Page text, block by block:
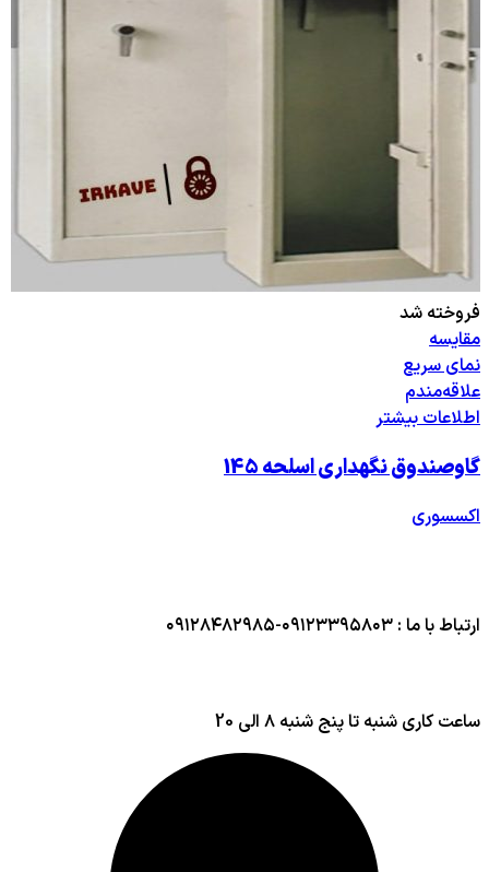
فروخته شد
مقایسه
نمای سریع
علاقه‌مندم
اطلاعات بیشتر
گاوصندوق نگهداری اسلحه 145
اکسسوری
ارتباط با ما : ۰۹۱۲۳۳۹۵۸۰۳-۰۹۱۲۸۴۸۲۹۸۵
ساعت کاری شنبه تا پنج شنبه ۸ الی 20